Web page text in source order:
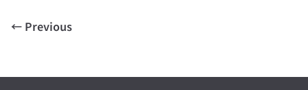
← Previous